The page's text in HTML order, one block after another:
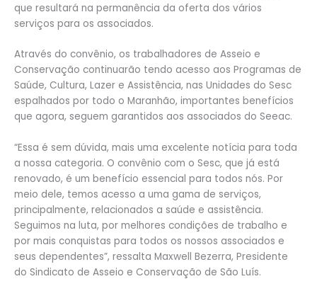
que resultará na permanência da oferta dos vários
serviços para os associados.
Através do convênio, os trabalhadores de Asseio e
Conservação continuarão tendo acesso aos Programas de
Saúde, Cultura, Lazer e Assistência, nas Unidades do Sesc
espalhados por todo o Maranhão, importantes benefícios
que agora, seguem garantidos aos associados do Seeac.
“Essa é sem dúvida, mais uma excelente notícia para toda
a nossa categoria. O convênio com o Sesc, que já está
renovado, é um benefício essencial para todos nós. Por
meio dele, temos acesso a uma gama de serviços,
principalmente, relacionados a saúde e assistência.
Seguimos na luta, por melhores condições de trabalho e
por mais conquistas para todos os nossos associados e
seus dependentes”, ressalta Maxwell Bezerra, Presidente
do Sindicato de Asseio e Conservação de São Luís.